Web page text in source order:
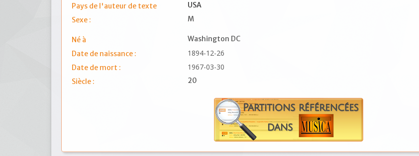
Pays de l'auteur de texte
USA
Sexe :
M
Né à
Washington DC
Date de naissance :
1894-12-26
Date de mort : 1967-03-30
Siècle : 20